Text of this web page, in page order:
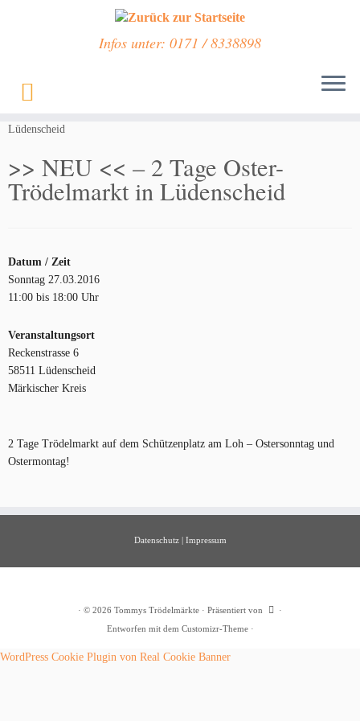
springen
Infos unter: 0171 / 8338898
Lüdenscheid
>> NEU << – 2 Tage Oster-
Trödelmarkt in Lüdenscheid
Datum / Zeit
Sonntag 27.03.2016
11:00 bis 18:00 Uhr
Veranstaltungsort
Reckenstrasse 6
58511 Lüdenscheid
Märkischer Kreis
2 Tage Trödelmarkt auf dem Schützenplatz am Loh – Ostersonntag und
Ostermontag!
Datenschutz| Impressum
· © 2026 Tommys Trödelmärkte · Präsentiert von
·
Entworfen mit dem Customizr-Theme·
WordPress Cookie Plugin von Real Cookie Banner